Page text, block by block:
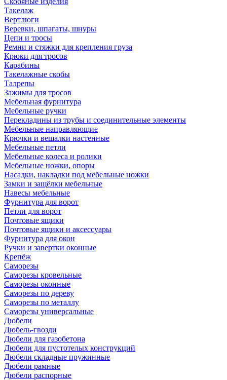
Такелаж
Вертлюги
Веревки, шпагаты, шнуры
Цепи и тросы
Ремни и стяжки для крепления груза
Крюки для тросов
Карабины
Такелажные скобы
Талрепы
Зажимы для тросов
Мебельная фурнитура
Мебельные ручки
Перекладины из трубы и соединительные элементы
Мебельные направляющие
Крючки и вешалки настенные
Мебельные петли
Мебельные колеса и ролики
Мебельные ножки, опоры
Насадки, накладки под мебельные ножки
Замки и защёлки мебельные
Навесы мебельные
Фурнитура для ворот
Петли для ворот
Почтовые ящики
Почтовые ящики и аксессуары
Фурнитура для окон
Ручки и завертки оконные
Крепёж
Саморезы
Саморезы кровельные
Саморезы оконные
Саморезы по дереву
Саморезы по металлу
Саморезы универсальные
Дюбели
Дюбель-гвозди
Дюбели для газобетона
Дюбели для пустотелых конструкций
Дюбели складные пружинные
Дюбели рамные
Дюбели распорные